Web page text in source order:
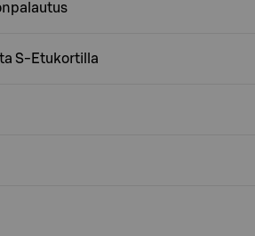
S-Etukortilla